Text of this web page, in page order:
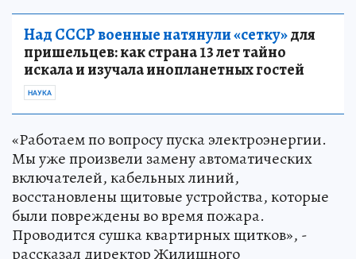
Над СССР военные натянули «сетку»для
пришельцев: как страна 13 лет тайно
искала и изучала инопланетных гостей
НАУКА
«Работаем по вопросу пуска электроэнергии.
Мы уже произвели замену автоматических
включателей, кабельных линий,
восстановлены щитовые устройства, которые
были повреждены во время пожара.
Проводится сушка квартирных щитков», -
рассказал директор Жилищного